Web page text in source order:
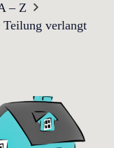
– Z
verlangt